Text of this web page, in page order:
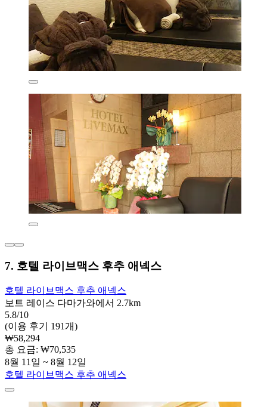
7. 호텔 라이브맥스 후추 애넥스
호텔 라이브맥스 후추 애넥스
보트 레이스 다마가와에서 2.7km
5.8/10
(이용 후기 191개)
₩58,294
총 요금: ₩70,535
8월 11일 ~ 8월 12일
호텔 라이브맥스 후추 애넥스